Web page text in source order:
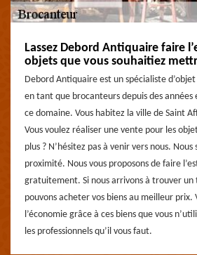
Lassez Debord Antiquaire faire
objets que vous souhaitiez
Debord Antiquaire est un spécialiste
en tant que brocanteurs depuis des années
ce domaine. Vous habitez la ville de Saint
Vous voulez réaliser une vente pour les
plus ? N’hésitez pas à venir vers nous.
proximité. Nous vous proposons de faire
gratuitement. Si nous arrivons à trouver un
pouvons acheter vos biens au meilleur prix.
l’économie grâce à ces biens que vous
les professionnels qu’il vous faut.